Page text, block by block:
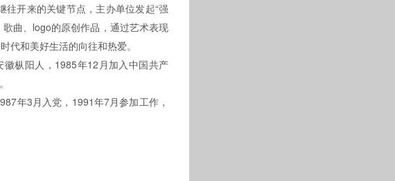
开来的关键节点，主办单位发起“强
、logo的原创作品，通过艺术表现
代和美好生活的向往和热爱。
徽枞阳人，1985年12月加入中国共产
年3月入党，1991年7月参加工作，